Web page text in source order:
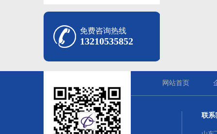
免费咨询热线
13210535852
网站首页
联系